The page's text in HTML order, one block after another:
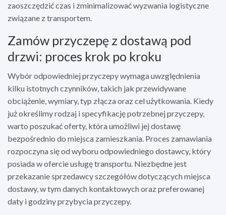
zaoszczędzić czas i zminimalizować wyzwania logistyczne
związane z transportem.
Zamów przyczepę z dostawą pod
drzwi: proces krok po kroku
Wybór odpowiedniej przyczepy wymaga uwzględnienia
kilku istotnych czynników, takich jak przewidywane
obciążenie, wymiary, typ złącza oraz cel użytkowania. Kiedy
już określimy rodzaj i specyfikację potrzebnej przyczepy,
warto poszukać oferty, która umożliwi jej dostawę
bezpośrednio do miejsca zamieszkania. Proces zamawiania
rozpoczyna się od wyboru odpowiedniego dostawcy, który
posiada w ofercie usługę transportu. Niezbędne jest
przekazanie sprzedawcy szczegółów dotyczących miejsca
dostawy, w tym danych kontaktowych oraz preferowanej
daty i godziny przybycia przyczepy.